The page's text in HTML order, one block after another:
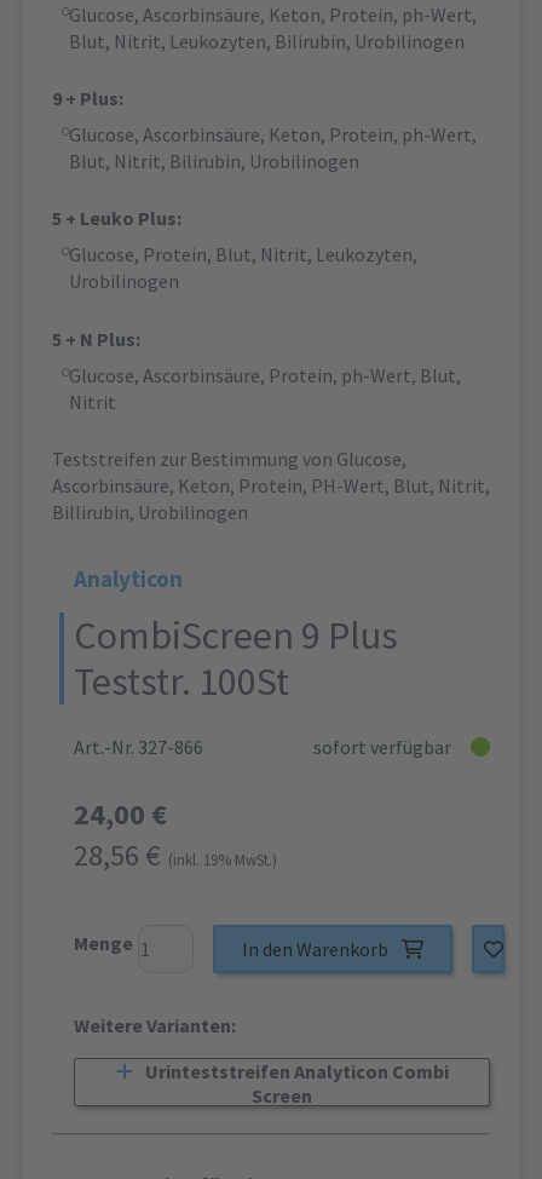
Glucose, Ascorbinsäure, Keton, Protein, ph-Wert,
Blut, Nitrit, Leukozyten, Bilirubin, Urobilinogen
9 + Plus:
Glucose, Ascorbinsäure, Keton, Protein, ph-Wert,
Blut, Nitrit, Bilirubin, Urobilinogen
5 + Leuko Plus:
Glucose, Protein, Blut, Nitrit, Leukozyten,
Urobilinogen
5 + N Plus:
Glucose, Ascorbinsäure, Protein, ph-Wert, Blut,
Nitrit
Teststreifen zur Bestimmung von Glucose,
Ascorbinsäure, Keton, Protein, PH-Wert, Blut, Nitrit,
Billirubin, Urobilinogen
Analyticon
CombiScreen 9 Plus
Teststr. 100St
Art.-Nr. 327-866 sofort verfügbar
24,00 €
28,56 € (inkl. 19% MwSt.)
Menge In den Warenkorb
Weitere Varianten:
Urinteststreifen Analyticon Combi
Screen